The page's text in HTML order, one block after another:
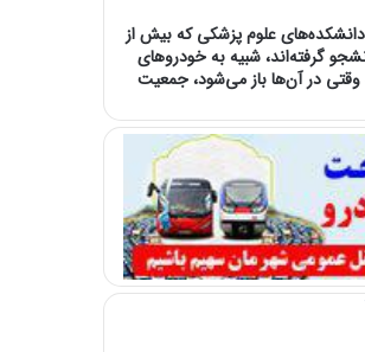
علوم پزشکی که بیش از
گرفته‌اند، شبیه به خودرو‌های
در آن‌ها باز می‌شود، جمعیت